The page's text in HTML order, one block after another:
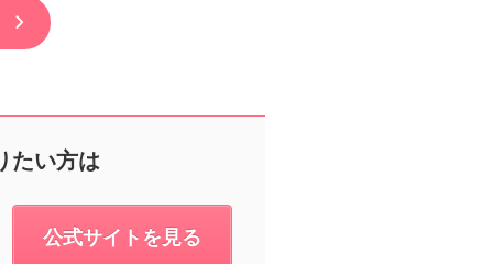
たい方は
公式サイトを見る